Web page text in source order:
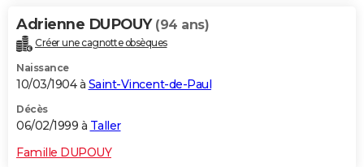
Adrienne DUPOUY (94 ans)
Créer une cagnotte obsèques
Naissance
10/03/1904 à Saint-Vincent-de-Paul
Décès
06/02/1999 à Taller
Famille DUPOUY